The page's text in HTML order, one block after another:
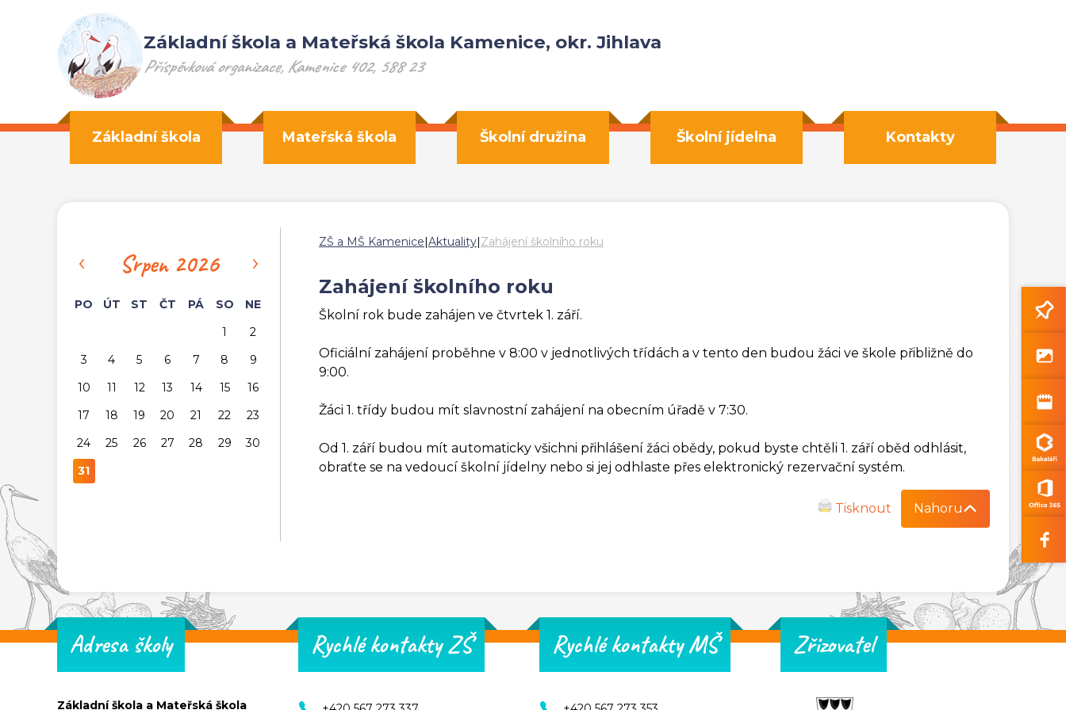
Základní škola a Mateřská škola Kamenice, okr. Jihlava
Příspěvková organizace, Kamenice 402, 588 23
Základní škola Mateřská škola Školní družina Školní jídelna Kontakty
ZŠ a MŠ Kamenice|Aktuality|Zahájení školního roku
Zahájení školního roku
Školní rok bude zahájen ve čtvrtek 1. září.
​Oficiální zahájení proběhne v 8:00 v jednotlivých třídách a v tento den budou žáci ve škole přibližně do
9:00.
Žáci 1. třídy budou mít slavnostní zahájení na obecním úřadě v 7:30.
Od 1. září budou mít automaticky všichni přihlášení žáci obědy, pokud byste chtěli 1. září oběd odhlásit,
obraťte se na vedoucí školní jídelny nebo si jej odhlaste přes elektronický rezervační systém.
Tisknout Nahoru
Srpen 2026
PO ÚT ST ČT PÁ SO
NE
1
2
3
4 5 6 7 8
9
10
11 12 13 14 15
16
17
18 19 20 21 22
23
24
25 26 27 28 29
30
31
Adresa školy
Základní škola a Mateřská škola
Rychlé kontakty ZŠ Rychlé kontakty MŠ Zřizovatel